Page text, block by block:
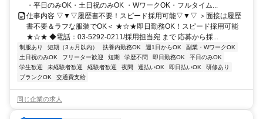
・平日のみOK・土日祝のみOK ・WワークOK・フルタイム...
仕事内容 ▽▼▽履歴書不要！スピード採用可能▽▼▽ ＞面接は履歴
書不要＆ラフな服装でOK＜ ★☆★即日勤務OK！スピード採用可能
★☆★ ◆電話：03-5292-0211/採用担当宛 まで 応募から採...
制服あり 短期（3ヵ月以内） 扶養内勤務OK 週1日からOK
副業・WワークOK
土日祝のみOK
フリーター歓迎 短期 学歴不問 即日勤務OK
平日のみOK
学生歓迎
未経験者歓迎 経験者歓迎 夜間 週払いOK 即日払いOK
研修あり
ブランクOK
交通費支給
同じ企業の求人